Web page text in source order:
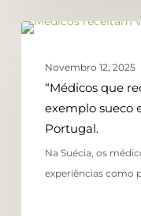
Novembro 12, 2025
“Médicos que
exemplo sueco
Portugal.
Na Suécia, os
experiências como